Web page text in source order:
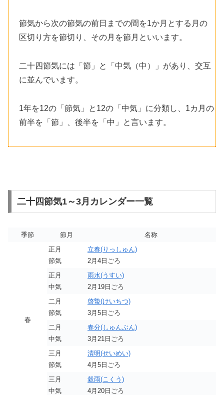
節気から次の節気の前日までの間を1か月とする月の
区切り方を節切り、その月を節月といいます。
二十四節気には「節」と「中気（中）」があり、交互
に並んでいます。
1年を12の「節気」と12の「中気」に分類し、1カ月の
前半を「節」、後半を「中」と言います。
二十四節気1～3月カレンダー一覧
季節 節月 名称
春
正月
節気
立春(りっしゅん)
2月4日ごろ
正月
中気
雨水(うすい)
2月19日ごろ
二月
節気
啓蟄(けいちつ)
3月5日ごろ
二月
中気
春分(しゅんぶん)
3月21日ごろ
三月
節気
清明(せいめい)
4月5日ごろ
三月
中気
穀雨(こくう)
4月20日ごろ